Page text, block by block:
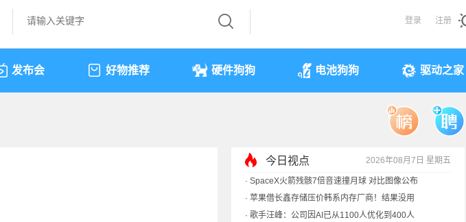
登录 注册
发布会 好物推荐 硬件狗狗 电池狗狗 驱动之家
今日视点 2026年08月7日 星期五
· SpaceX火箭残骸7倍音速撞月球 对比图像公布
· 苹果借长鑫存储压价韩系内存厂商！结果没用
· 歌手汪峰：公司因AI已从1100人优化到400人